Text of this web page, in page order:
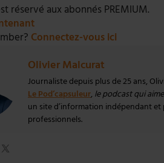
réservé aux abonnés PREMIUM.
Connectez-vous ici
Olivier Malcurat
Journaliste depuis plus de 25 ans,
Le Pod’capsuleur, le podcast qui
un site d’information indépendant
professionnels.